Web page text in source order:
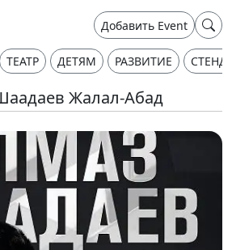
Добавить Event
ТЕАТР ДЕТЯМ РАЗВИТИЕ
Жалал-Абад